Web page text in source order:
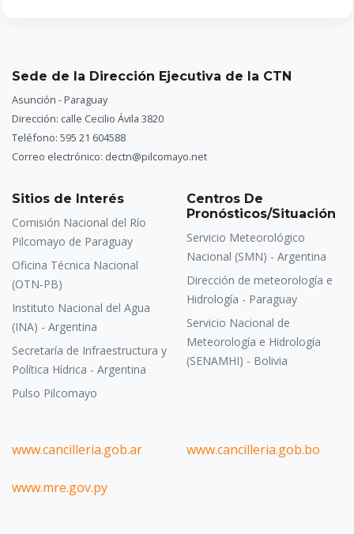
Sede de la Dirección Ejecutiva de la CTN
Asunción - Paraguay
Dirección: calle Cecilio Ávila 3820
Teléfono: 595 21 604588
Correo electrónico: dectn@pilcomayo.net
Sitios de Interés
Comisión Nacional del Río
Pilcomayo de Paraguay
Oficina Técnica Nacional
(OTN-PB)
Instituto Nacional del Agua
(INA) - Argentina
Secretaría de Infraestructura y
Política Hídrica - Argentina
Pulso Pilcomayo
Centros De
Pronósticos/Situación
Servicio Meteorológico
Nacional (SMN) - Argentina
Dirección de meteorología e
Hidrología - Paraguay
Servicio Nacional de
Meteorología e Hidrología
(SENAMHI) - Bolivia
www.cancilleria.gob.ar www.cancilleria.gob.bo
www.mre.gov.py